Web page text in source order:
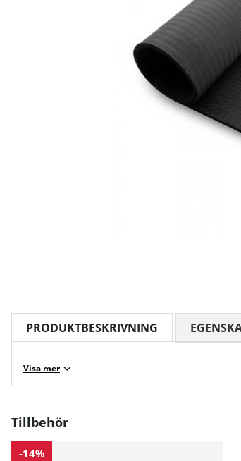
PRODUKTBESKRIVNING
Visa mer
Tillbehör
-14%